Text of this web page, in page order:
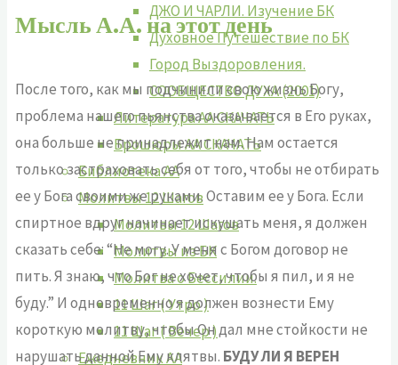
ДЖО И ЧАРЛИ. Изучение БК
Духовное Путешествие по БК
Город Выздоровления.
СООБЩЕСТВО ДУХА (2001)
Литература АА СКАЧАТЬ
Брошюры АА СКАЧАТЬ
Библиотека АА
Молитвы 12 Шагов
Молитвы 12 Шагов
Молитвы из БК
Молитва о Бессилии.
11 Шаг ( Утро )
11 Шаг ( Вечер )
Ежедневник АА
Мысль А.А. на этот день
После того, как мы подчинили свою жизнь Богу,
проблема нашего пьянства оказывается в Его руках,
она больше не принадлежит нам. Нам остается
только застраховать себя от того, чтобы не отбирать
ее у Бога своими же руками. Оставим ее у Бога. Если
спиртное вдруг начинает искушать меня, я должен
сказать себе: “Не могу. У меня с Богом договор не
пить. Я знаю, что Бог не хочет, чтобы я пил, и я не
буду.” И одновременно я должен вознести Ему
короткую молитву, чтобы Он дал мне стойкости не
нарушать данной Ему клятвы. БУДУ ЛИ Я ВЕРЕН